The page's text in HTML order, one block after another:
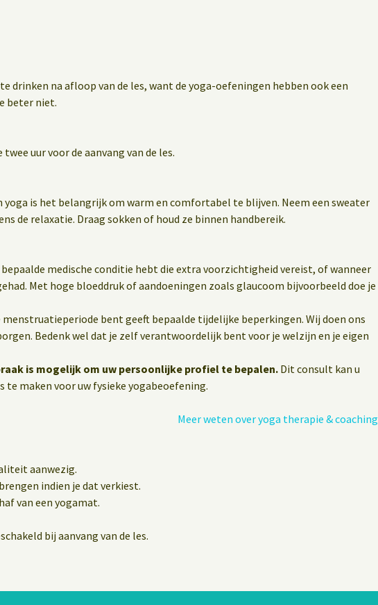
drinken na afloop van de les, want de yoga-oefeningen hebben ook een
beter niet.
uur voor de aanvang van de les.
yoga is het belangrijk om warm en comfortabel te blijven. Neem een sweater
de relaxatie. Draag sokken of houd ze binnen handbereik.
medische conditie hebt die extra voorzichtigheid vereist, of wanneer
Met hoge bloeddruk of aandoeningen zoals glaucoom bijvoorbeeld doe je
menstruatieperiode bent geeft bepaalde tijdelijke beperkingen. Wij doen ons
Bedenk wel dat je zelf verantwoordelijk bent voor je welzijn en je eigen
is mogelijk om uw persoonlijke profiel te bepalen. Dit consult kan u
te maken voor uw fysieke yogabeoefening.
Meer weten over yoga therapie & coaching
aanwezig.
indien je dat verkiest.
van een yogamat.
bij aanvang van de les.